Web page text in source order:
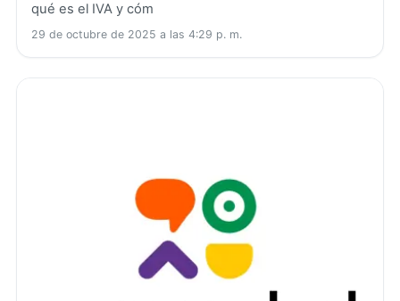
qué es el IVA y cóm
29 de octubre de 2025 a las 4:29 p. m.